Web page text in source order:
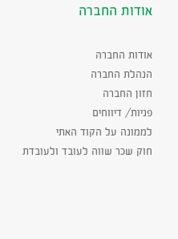
אודות החברה
אודות החברה
הנהלת החברה
חזון החברה
פניות/ דיווחים
לממונה על הקוד האתי
חוק שכר שווה לעובד ולעובדת